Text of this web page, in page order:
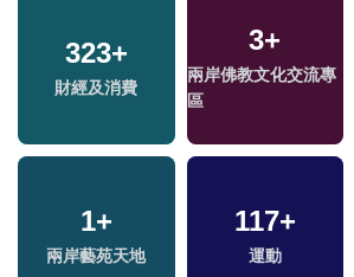
323+
財經及消費
3+
兩岸佛教文化交流專
區
1+
兩岸藝苑天地
117+
運動